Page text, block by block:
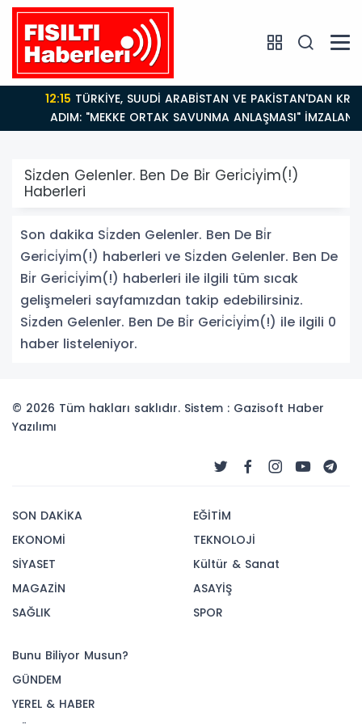
12:15TÜRKİYE, SUUDİ ARABİSTAN VE PAKİSTAN'DAN KRİTİK
ADIM: "MEKKE ORTAK SAVUNMA ANLAŞMASI" İMZALANDI!
Si̇zden Gelenler. Ben De Bi̇r Geri̇ci̇yi̇m(!)
Haberleri
Son dakika Si̇zden Gelenler. Ben De Bi̇r
Geri̇ci̇yi̇m(!) haberleri ve Si̇zden Gelenler. Ben De
Bi̇r Geri̇ci̇yi̇m(!) haberleri ile ilgili tüm sıcak
gelişmeleri sayfamızdan takip edebilirsiniz.
Si̇zden Gelenler. Ben De Bi̇r Geri̇ci̇yi̇m(!) ile ilgili 0
haber listeleniyor.
© 2026 Tüm hakları saklıdır. Sistem : Gazisoft Haber
Yazılımı
SON DAKİKA
EKONOMİ
SİYASET
MAGAZİN
SAĞLIK
EĞİTİM
TEKNOLOJİ
Kültür & Sanat
ASAYİŞ
SPOR
Bunu Biliyor Musun?
GÜNDEM
YEREL & HABER